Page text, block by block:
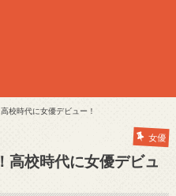
校時代に女優デビュー！
女優
高校時代に女優デビュ